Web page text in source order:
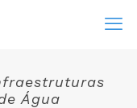
Água